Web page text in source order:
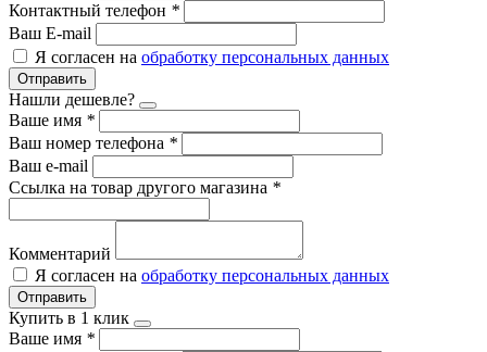
Контактный телефон *
Ваш E-mail
Я согласен на обработку персональных данных
Отправить
Нашли дешевле?
Ваше имя *
Ваш номер телефона *
Ваш e-mail
Ссылка на товар другого магазина *
Комментарий
Я согласен на обработку персональных данных
Отправить
Купить в 1 клик
Ваше имя *